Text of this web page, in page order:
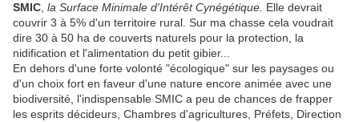
SMIC la Surface Minimale d'Intérêt Cynégétique. Elle devrait
couvrir 3 à 5% d'un territoire rural. Sur ma chasse cela voudrait
dire 30 à 50 ha de couverts naturels pour la protection, la
nidification et l'alimentation du petit gibier...
En dehors d'une forte volonté "écologique" sur les paysages ou
d'un choix fort en faveur d'une nature encore animée avec une
biodiversité, l'indispensable SMIC a peu de chances de frapper
les esprits décideurs, Chambres d'agricultures, Préfets, Direction